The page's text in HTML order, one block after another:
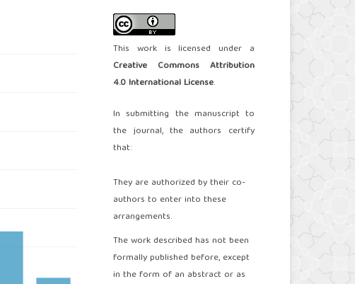
This work is licensed under a
Creative Commons Attribution
4.0 International License.
In submitting the manuscript to
the journal, the authors certify
that:
They are authorized by their co-
authors to enter into these
arrangements.
The work described has not been
formally published before, except
in the form of an abstract or as